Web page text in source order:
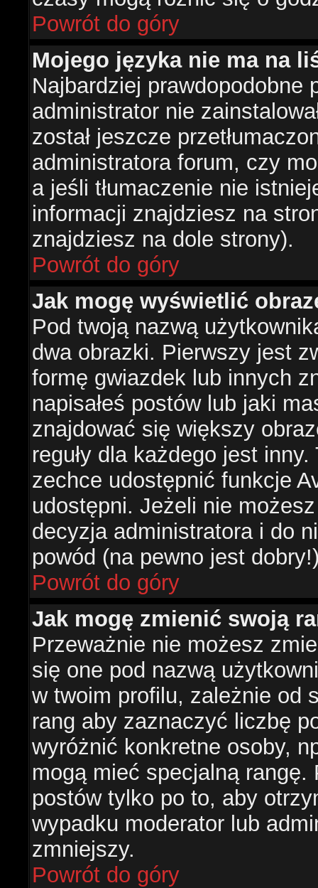
Powrót do góry
Mojego języka nie ma na
Najbardziej prawdopodobne
administrator nie
został jeszcze
administratora forum, czy
a jeśli tłumaczenie nie
informacji znajdziesz na
znajdziesz na dole strony).
Powrót do góry
Jak mogę wyświetlić
Pod twoją nazwą
dwa obrazki. Pierwszy jest
formę gwiazdek lub innych
napisałeś postów lub jaki
znajdować się większy
reguły dla każdego jest
zechce udostępnić funkcje
udostępni. Jeżeli nie
decyzja administratora i do
powód (na pewno jest
Powrót do góry
Jak mogę zmienić swoją
Przeważnie nie możesz
się one pod nazwą
w twoim profilu, zależnie od
rang aby zaznaczyć liczbę
wyróżnić konkretne osoby,
mogą mieć specjalną
postów tylko po to, aby
wypadku moderator lub
zmniejszy.
Powrót do góry